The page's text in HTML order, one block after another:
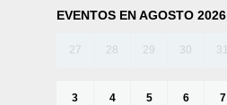
EVENTOS EN AGOSTO 2026
27 28 29 30 31
3 4 5 6 7